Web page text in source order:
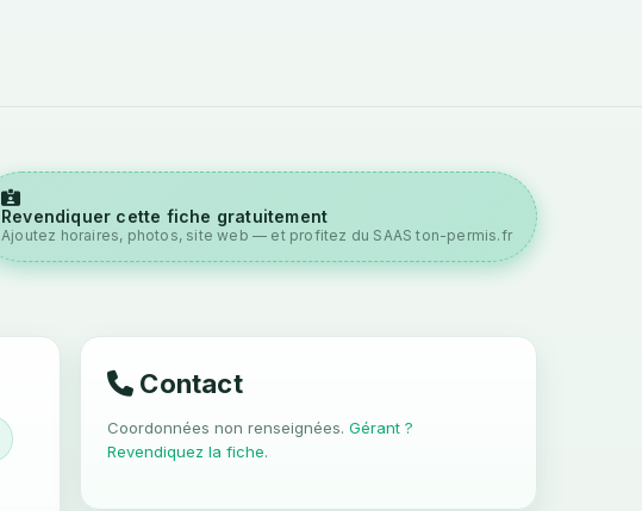
Revendiquer cette fiche gratuitement
Ajoutez horaires, photos, site web — et profitez du SAAS ton-permis.fr
Contact
Coordonnées non renseignées. Gérant ?
Revendiquez la fiche.